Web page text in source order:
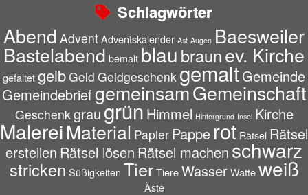
Schlagwörter
Abend AdventAdventskalender Ast Augen Baesweiler
Bastelabend bemalt blau braunev. Kirche
gefaltetgelbGeld Geldgeschenk gemaltGemeinde
GemeindebriefgemeinsamGemeinschaft
Geschenkgraugrün Himmel Hintergrund Insel Kirche
MalereiMaterial Papier Pappe rot Rätsel Rätsel
erstellen Rätsel lösen Rätsel machen schwarz
stricken Süßigkeiten Tier Tiere Wasser Watte weiß
Äste